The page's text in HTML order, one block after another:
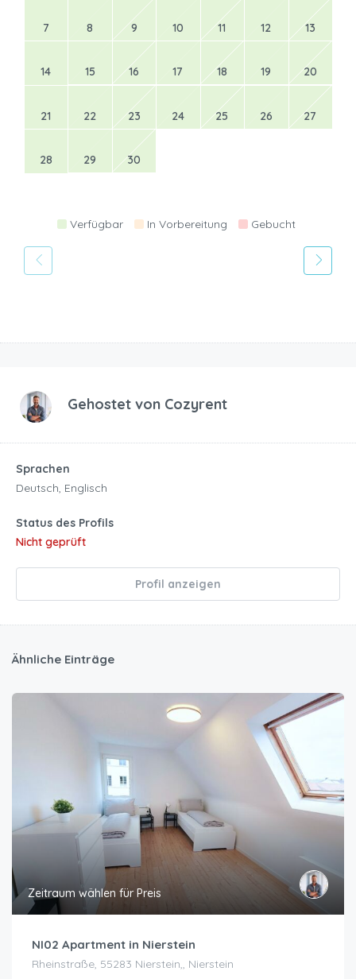
7 8 9 10 11 12 13
14 15 16 17 18 19 20
21 22 23 24 25 26 27
28 29 30
Verfügbar In Vorbereitung Gebucht
Gehostet von Cozyrent
Sprachen
Deutsch, Englisch
Status des Profils
Nicht geprüft
Profil anzeigen
Ähnliche Einträge
Zeitraum wählen für Preis
NI02 Apartment in Nierstein
Rheinstraße, 55283 Nierstein,, Nierstein